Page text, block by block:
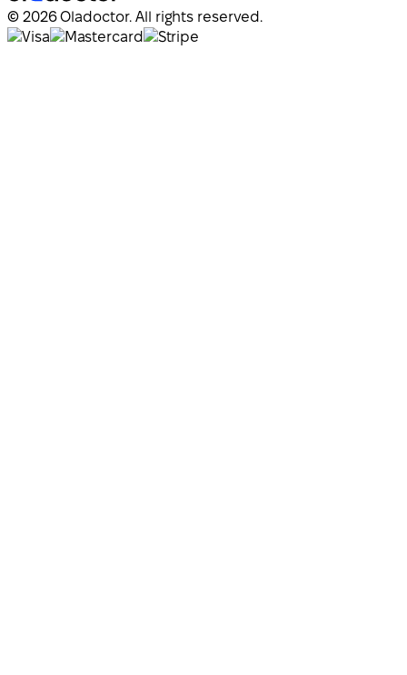
© 2026 Oladoctor. All rights reserved.